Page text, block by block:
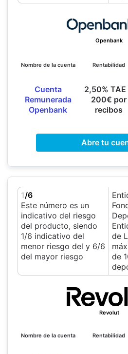
Openbank
Nombre de la cuenta
Cuenta
Remunerada
Openbank
Rentabilidad
2,50% TAE
200€ por
recibos
Abre tu
1/6
Este número es un
indicativo del riesgo
del producto, siendo
1/6 indicativo del
menor riesgo del y 6/6
del mayor riesgo
de
de
Revolut
Nombre de la cuenta Rentabilidad